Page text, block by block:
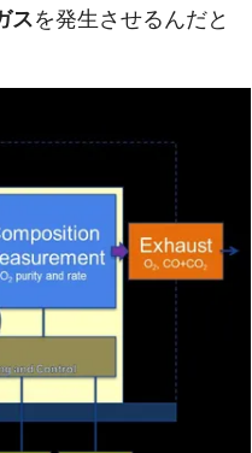
スを発生させるんだと